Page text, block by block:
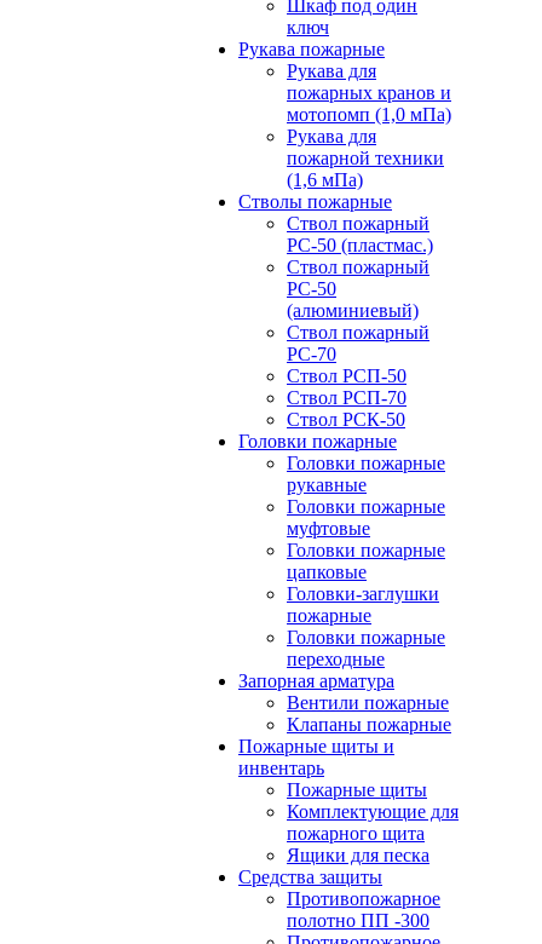
Шкаф под один
ключ
Рукава пожарные
Рукава для
пожарных кранов и
мотопомп (1,0 мПа)
Рукава для
пожарной техники
(1,6 мПа)
Стволы пожарные
Ствол пожарный
РС-50 (пластмас.)
Ствол пожарный
РС-50
(алюминиевый)
Ствол пожарный
РС-70
Ствол РСП-50
Ствол РСП-70
Ствол РСК-50
Головки пожарные
Головки пожарные
рукавные
Головки пожарные
муфтовые
Головки пожарные
цапковые
Головки-заглушки
пожарные
Головки пожарные
переходные
Запорная арматура
Вентили пожарные
Клапаны пожарные
Пожарные щиты и
инвентарь
Пожарные щиты
Комплектующие для
пожарного щита
Ящики для песка
Средства защиты
Противопожарное
полотно ПП -300